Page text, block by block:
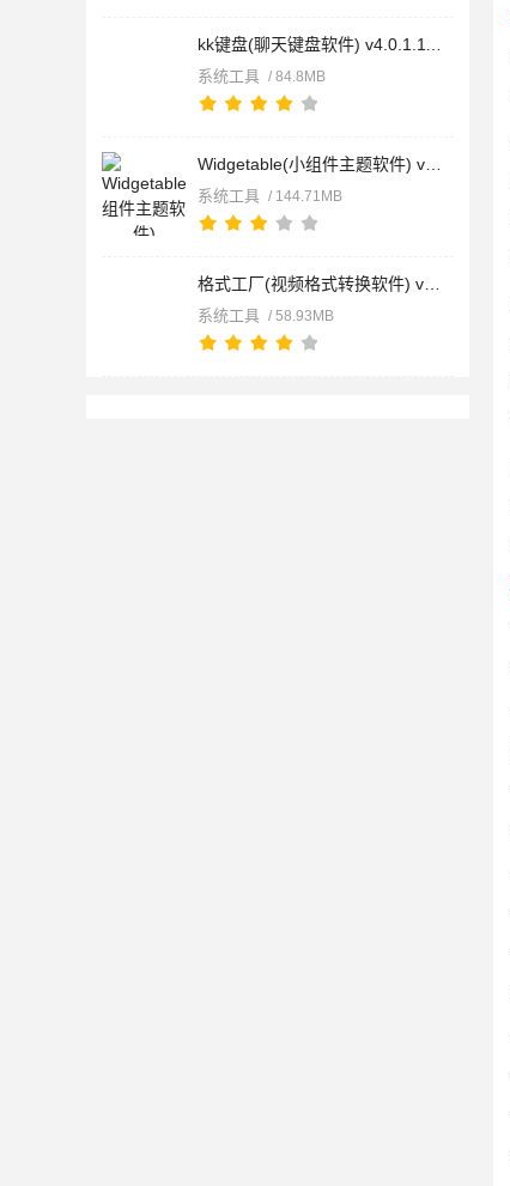
系统工具 / 84.8MB
系统工具 / 144.71MB
系统工具 / 58.93MB